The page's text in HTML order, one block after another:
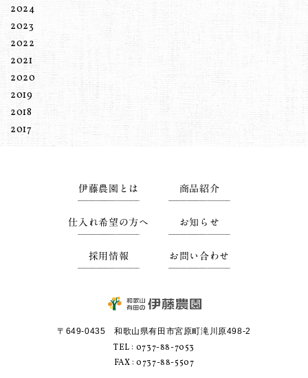
2024
2023
2022
2021
2020
2019
2018
2017
伊藤農園とは 商品紹介
仕入れ希望の方へ お知らせ
採用情報 お問い合わせ
〒649-0435 和歌山県有田市宮原町滝川原498-2
TEL : 0737-88-7053
FAX : 0737-88-5507